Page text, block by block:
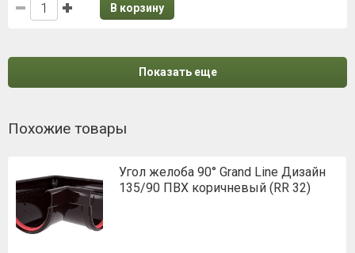
В корзину
Показать еще
Похожие товары
Угол желоба 90° Grand Line Дизайн
135/90 ПВХ коричневый (RR 32)